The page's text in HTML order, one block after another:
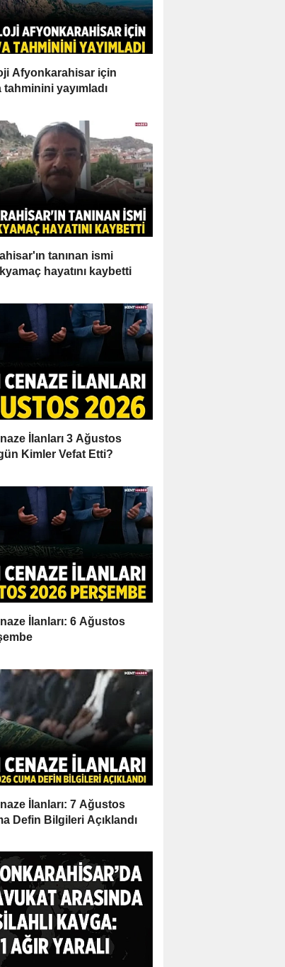
Afyonkarahisar için
yayımladı
tanınan ismi
hayatını kaybetti
İlanları 3 Ağustos
Kimler Vefat Etti?
İlanları: 6 Ağustos
İlanları: 7 Ağustos
Defin Bilgileri Açıklandı